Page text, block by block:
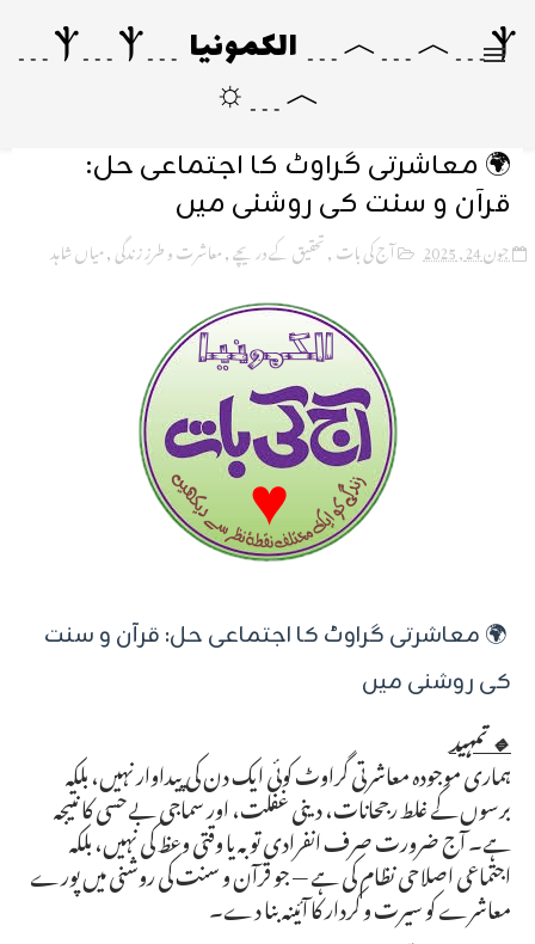
Ⲯ﹍︿﹍︿﹍ الکمونیا ﹍Ⲯ﹍Ⲯ﹍
︿﹍☼
🌍 معاشرتی گراوٹ کا اجتماعی حل:
قرآن و سنت کی روشنی میں
جون 24, 2025 آج کی بات,تحقیق کے دریچے,معاشرت و طرزِ زندگی,میاں شاہد
🌍 معاشرتی گراوٹ کا اجتماعی حل: قرآن و سنت
کی روشنی میں
🔹 تمہید
ہماری موجودہ معاشرتی گراوٹ کوئی ایک دن کی پیداوار نہیں، بلکہ
برسوں کے غلط رجحانات، دینی غفلت، اور سماجی بےحسی کا نتیجہ
ہے۔ آج ضرورت صرف انفرادی توبہ یا وقتی وعظ کی نہیں، بلکہ
اجتماعی اصلاحی نظام کی ہے — جو قرآن و سنت کی روشنی میں پورے
معاشرے کو سیرت و کردار کا آئینہ بنا دے۔